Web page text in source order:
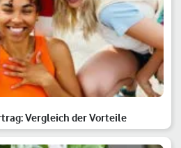
Vergleich der Vorteile